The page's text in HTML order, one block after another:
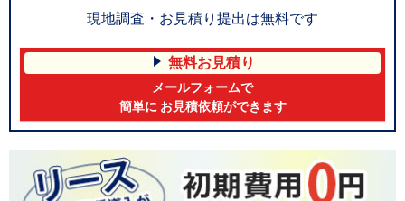
現地調査・お見積り提出は無料です
無料お見積り
メールフォームで
簡単に お見積依頼ができます